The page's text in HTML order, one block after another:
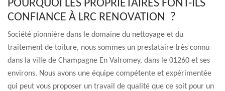
POURQUOI LES PROPRIÉTAIRES FONT-ILS
CONFIANCE À LRC RENOVATION ?
Société pionnière dans le domaine du nettoyage et du
traitement de toiture, nous sommes un prestataire très connu
dans la ville de Champagne En Valromey, dans le 01260 et ses
environs. Nous avons une équipe compétente et expérimentée
qui peut vous proposer un travail de qualité que ce soit pour un